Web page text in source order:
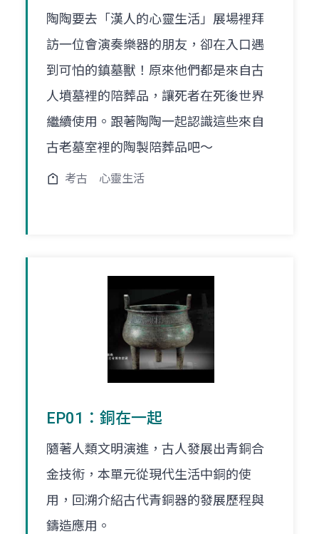
陶陶要去「漢人的心靈生活」展場裡拜
訪一位會演奏樂器的朋友，卻在入口遇
到可怕的鎮墓獸！原來他們都是來自古
人墳墓裡的陪葬品，讓死者在死後世界
繼續使用。跟著陶陶一起認識這些來自
古老墓室裡的陶製陪葬品吧～
考古 心靈生活
EP01：銅在一起
隨著人類文明演進，古人發展出青銅合
金技術，本單元從現代生活中銅的使
用，回溯介紹古代青銅器的發展歷程與
鑄造應用。